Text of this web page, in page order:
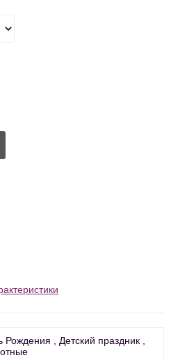
Рождения
Детский праздник